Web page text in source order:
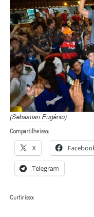
(Sebastian Eugênio)
Compartilhe isso:
X
Telegram
Curtir isso: